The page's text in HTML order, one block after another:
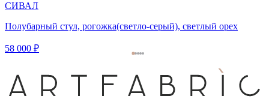
СИВАЛ
Полубарный стул, рогожка(светло-серый), светлый орех
58 000 ₽